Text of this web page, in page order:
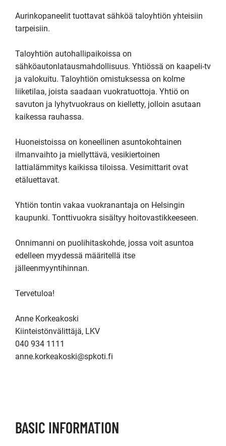
Aurinkopaneelit tuottavat sähköä taloyhtiön yhteisiin
tarpeisiin.
Taloyhtiön autohallipaikoissa on
sähköautonlatausmahdollisuus. Yhtiössä on kaapeli-tv
ja valokuitu. Taloyhtiön omistuksessa on kolme
liiketilaa, joista saadaan vuokratuottoja. Yhtiö on
savuton ja lyhytvuokraus on kielletty, jolloin asutaan
kaikessa rauhassa.
Huoneistoissa on koneellinen asuntokohtainen
ilmanvaihto ja miellyttävä, vesikiertoinen
lattialämmitys kaikissa tiloissa. Vesimittarit ovat
etäluettavat.
Yhtiön tontin vakaa vuokranantaja on Helsingin
kaupunki. Tonttivuokra sisältyy hoitovastikkeeseen.
Onnimanni on puolihitaskohde, jossa voit asuntoa
edelleen myydessä määritellä itse
jälleenmyyntihinnan.
Tervetuloa!
Anne Korkeakoski
Kiinteistönvälittäjä, LKV
040 934 1111
anne.korkeakoski@spkoti.fi
BASIC INFORMATION